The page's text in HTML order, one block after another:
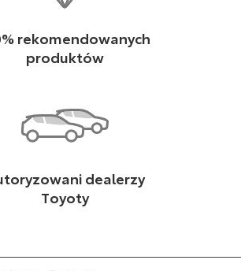
rekomendowanych
produktów
dealerzy
Toyoty